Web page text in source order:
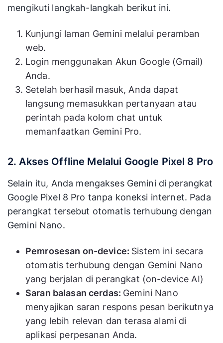
mengikuti langkah-langkah berikut ini.
Kunjungi laman Gemini melalui peramban
web.
Login menggunakan Akun Google (Gmail)
Anda.
Setelah berhasil masuk, Anda dapat
langsung memasukkan pertanyaan atau
perintah pada kolom chat untuk
memanfaatkan Gemini Pro.
2. Akses Offline Melalui Google Pixel 8 Pro
Selain itu, Anda mengakses Gemini di perangkat
Google Pixel 8 Pro tanpa koneksi internet. Pada
perangkat tersebut otomatis terhubung dengan
Gemini Nano.
Pemrosesan on-device: Sistem ini secara
otomatis terhubung dengan Gemini Nano
yang berjalan di perangkat (on-device AI)
Saran balasan cerdas: Gemini Nano
menyajikan saran respons pesan berikutnya
yang lebih relevan dan terasa alami di
aplikasi perpesanan Anda.